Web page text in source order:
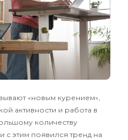
«новым курением»,
активности и работа в
количеству
этим появился тренд на